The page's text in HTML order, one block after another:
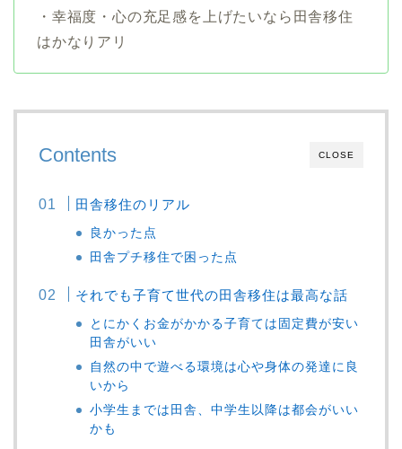
・幸福度・心の充足感を上げたいなら田舎移住
はかなりアリ
CLOSE
Contents
田舎移住のリアル
良かった点
田舎プチ移住で困った点
それでも子育て世代の田舎移住は最高な話
とにかくお金がかかる子育ては固定費が安い
田舎がいい
自然の中で遊べる環境は心や身体の発達に良
いから
小学生までは田舎、中学生以降は都会がいい
かも